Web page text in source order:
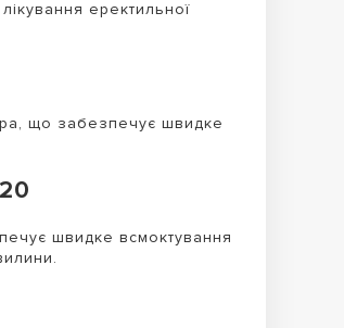
еректильної
що забезпечує швидке
швидке всмоктування